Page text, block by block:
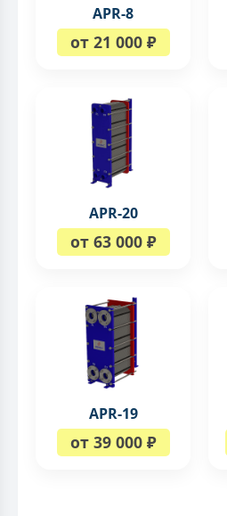
APR-8
от 21 000 ₽
APR-20
от 63 000 ₽
APR-19
от 39 000 ₽